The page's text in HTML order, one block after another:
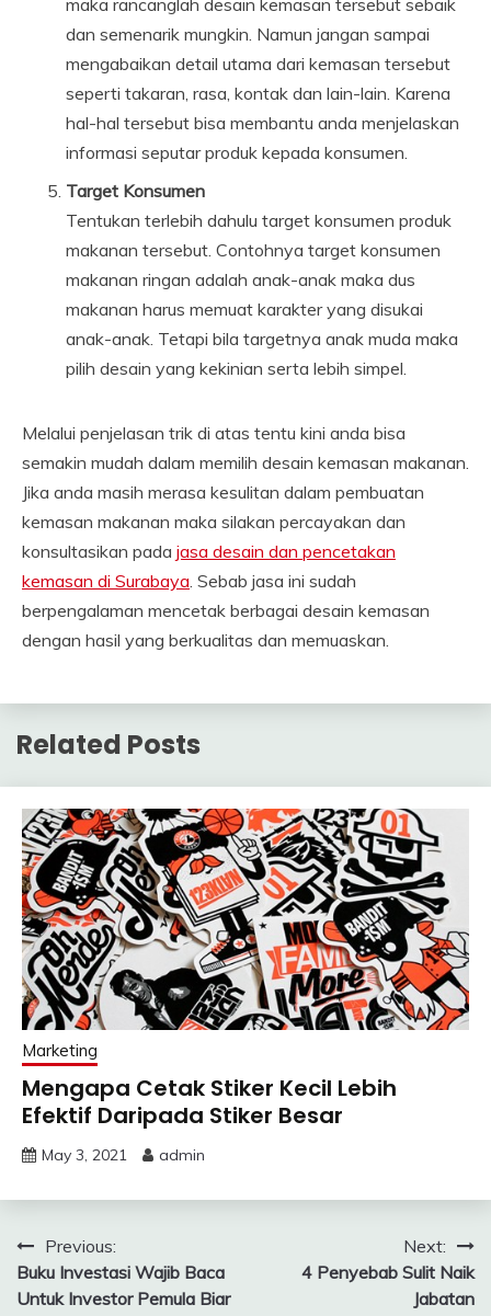
maka rancanglah desain kemasan tersebut sebaik
dan semenarik mungkin. Namun jangan sampai
mengabaikan detail utama dari kemasan tersebut
seperti takaran, rasa, kontak dan lain-lain. Karena
hal-hal tersebut bisa membantu anda menjelaskan
informasi seputar produk kepada konsumen.
Target Konsumen
Tentukan terlebih dahulu target konsumen produk
makanan tersebut. Contohnya target konsumen
makanan ringan adalah anak-anak maka dus
makanan harus memuat karakter yang disukai
anak-anak. Tetapi bila targetnya anak muda maka
pilih desain yang kekinian serta lebih simpel.
Melalui penjelasan trik di atas tentu kini anda bisa
semakin mudah dalam memilih desain kemasan makanan.
Jika anda masih merasa kesulitan dalam pembuatan
kemasan makanan maka silakan percayakan dan
konsultasikan pada jasa desain dan pencetakan
kemasan di Surabaya. Sebab jasa ini sudah
berpengalaman mencetak berbagai desain kemasan
dengan hasil yang berkualitas dan memuaskan.
Related Posts
Marketing
Mengapa Cetak Stiker Kecil Lebih
Efektif Daripada Stiker Besar
May 3, 2021 admin
Post
navigation
Previous:
Buku Investasi Wajib Baca
Untuk Investor Pemula Biar
Next:
4 Penyebab Sulit Naik
Jabatan